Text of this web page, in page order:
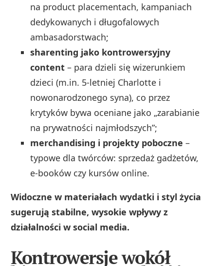
na product placementach, kampaniach
dedykowanych i długofalowych
ambasadorstwach;
sharenting jako kontrowersyjny
content – para dzieli się wizerunkiem
dzieci (m.in. 5-letniej Charlotte i
nowonarodzonego syna), co przez
krytyków bywa oceniane jako „zarabianie
na prywatności najmłodszych”;
merchandising i projekty poboczne –
typowe dla twórców: sprzedaż gadżetów,
e-booków czy kursów online.
Widoczne w materiałach wydatki i styl życia
sugerują stabilne, wysokie wpływy z
działalności w social media.
Kontrowersje wokół